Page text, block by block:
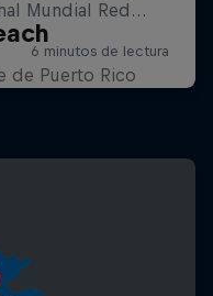
de Puerto Rico